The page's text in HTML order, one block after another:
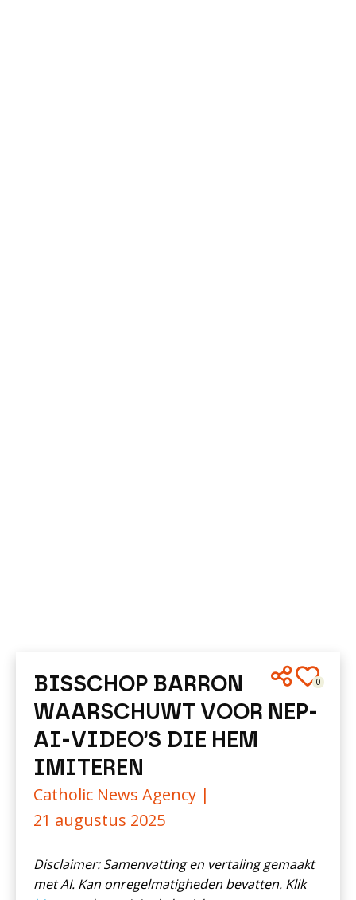
0
BISSCHOP BARRON
WAARSCHUWT VOOR NEP-
AI-VIDEO’S DIE HEM
IMITEREN
Catholic News Agency |
21 augustus 2025
Disclaimer: Samenvatting en vertaling gemaakt
met AI. Kan onregelmatigheden bevatten. Klik